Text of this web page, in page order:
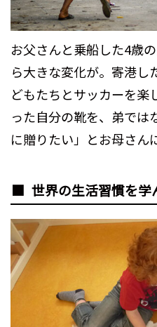
お父さんと乗船した4歳
ら大きな変化が。寄港し
どもたちとサッカーを楽
った自分の靴を、弟では
に贈りたい」とお母さん
世界の生活習慣を学